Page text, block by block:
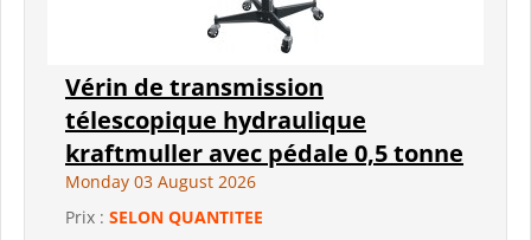
Vérin de transmission
télescopique hydraulique
kraftmuller avec pédale 0,5 tonne
Monday 03 August 2026
Prix : SELON QUANTITEE